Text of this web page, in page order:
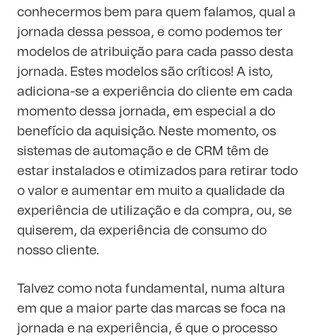
conhecermos bem para quem falamos, qual a
jornada dessa pessoa, e como podemos ter
modelos de atribuição para cada passo desta
jornada. Estes modelos são críticos! A isto,
adiciona-se a experiência do cliente em cada
momento dessa jornada, em especial a do
benefício da aquisição. Neste momento, os
sistemas de automação e de CRM têm de
estar instalados e otimizados para retirar todo
o valor e aumentar em muito a qualidade da
experiência de utilização e da compra, ou, se
quiserem, da experiência de consumo do
nosso cliente.
Talvez como nota fundamental, numa altura
em que a maior parte das marcas se foca na
jornada e na experiência, é que o processo